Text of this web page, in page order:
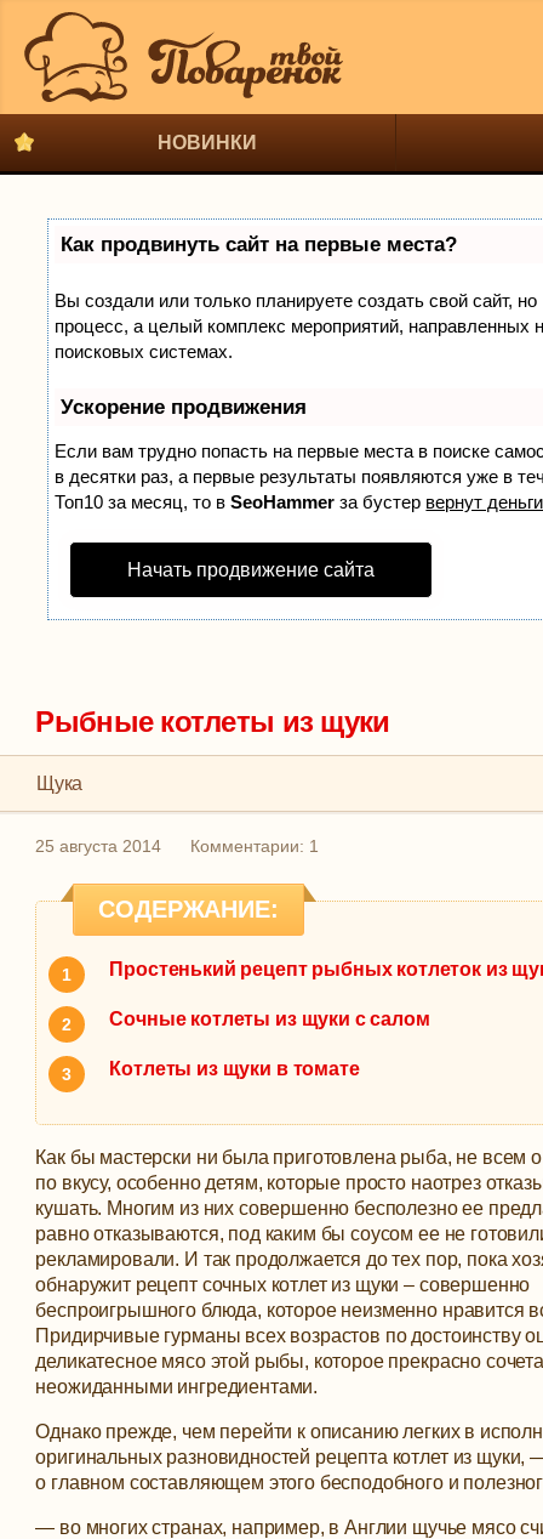
НОВИНКИ
Как продвинуть сайт на первые места?
Вы создали или только планируете создать свой сайт,
процесс, а целый комплекс мероприятий, направленных
поисковых системах.
Ускорение продвижения
Если вам трудно попасть на первые места в поиске
в десятки раз, а первые результаты появляются уже в
Топ10 за месяц, то вSeoHammer за бустер вернут
Начать продвижение сайта
Рыбные котлеты из щуки
Щука
25 августа 2014 Комментарии: 1
СОДЕРЖАНИЕ:
Простенький рецепт рыбных котлеток из
Сочные котлеты из щуки с салом
Котлеты из щуки в томате
Как бы мастерски ни была приготовлена рыба, не всем
по вкусу, особенно детям, которые просто наотрез
кушать. Многим из них совершенно бесполезно ее
равно отказываются, под каким бы соусом ее не
рекламировали. И так продолжается до тех пор, пока
обнаружит рецепт сочных котлет из щуки – совершенно
беспроигрышного блюда, которое неизменно нравится
Придирчивые гурманы всех возрастов по достоинству
деликатесное мясо этой рыбы, которое прекрасно
неожиданными ингредиентами.
Однако прежде, чем перейти к описанию легких в
оригинальных разновидностей рецепта котлет из щуки,
о главном составляющем этого бесподобного и
— во многих странах, например, в Англии щучье мясо